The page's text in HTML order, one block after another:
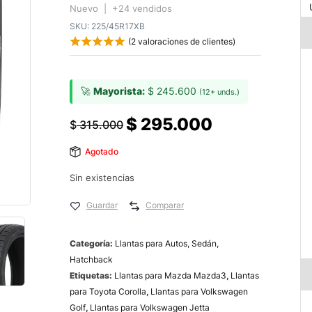
Nuevo | +24 vendidos
SKU: 225/45R17XB
(2 valoraciones de clientes)
🚀 Mayorista: $ 245.600 (12+ unds.)
$315.000 $ 295.000
Agotado
Sin existencias
Guardar Comparar
Categoría: Llantas para Autos, Sedán,
Hatchback
Etiquetas: Llantas para Mazda Mazda3, Llantas
para Toyota Corolla, Llantas para Volkswagen
Golf, Llantas para Volkswagen Jetta